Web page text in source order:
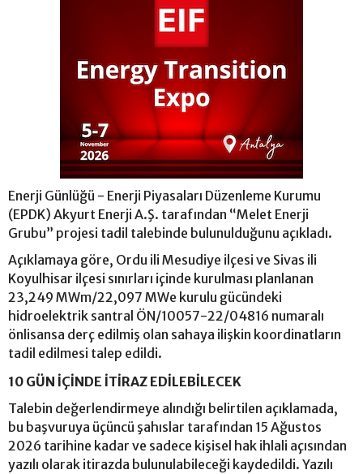
Enerji Günlüğü - Enerji Piyasaları Düzenleme Kurumu
(EPDK) Akyurt Enerji A.Ş. tarafından “Melet Enerji
Grubu” projesi tadil talebinde bulunulduğunu açıkladı.
Açıklamaya göre, Ordu ili Mesudiye ilçesi ve Sivas ili
Koyulhisar ilçesi sınırları içinde kurulması planlanan
23,249 MWm/22,097 MWe kurulu gücündeki
hidroelektrik santral ÖN/10057-22/04816 numaralı
önlisansa derç edilmiş olan sahaya ilişkin koordinatların
tadil edilmesi talep edildi.
10 GÜN İÇİNDE İTİRAZ EDİLEBİLECEK
Talebin değerlendirmeye alındığı belirtilen açıklamada,
bu başvuruya üçüncü şahıslar tarafından 15 Ağustos
2026 tarihine kadar ve sadece kişisel hak ihlali açısından
yazılı olarak itirazda bulunulabileceği kaydedildi. Yazılı